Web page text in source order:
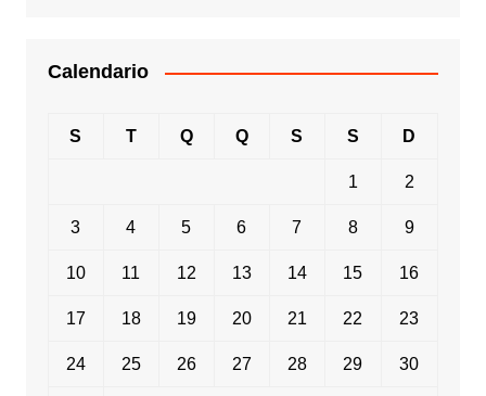
Calendario
S T Q Q S S D
1 2
3 4 5 6 7 8 9
10 11 12 13 14 15 16
17 18 19 20 21 22 23
24 25 26 27 28 29 30